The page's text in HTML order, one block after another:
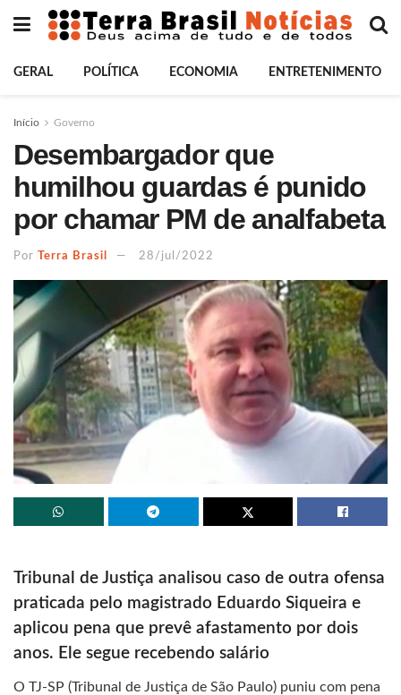
GERAL POLÍTICA ECONOMIA ENTRETENIMENTO
Início Governo
Desembargador que
humilhou guardas é punido
por chamar PM de analfabeta
Por Terra Brasil 28/jul/2022
Tribunal de Justiça analisou caso de outra ofensa
praticada pelo magistrado Eduardo Siqueira e
aplicou pena que prevê afastamento por dois
anos. Ele segue recebendo salário
O TJ-SP (Tribunal de Justiça de São Paulo) puniu com pena